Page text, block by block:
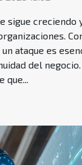
sigue creciendo
ataque es
del
que...